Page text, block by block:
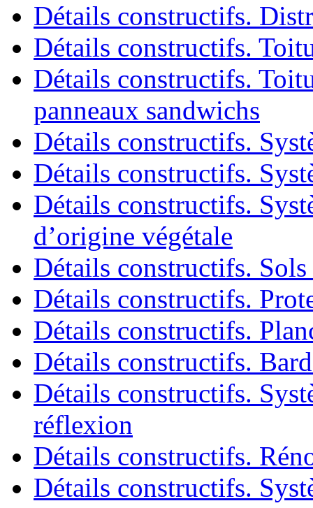
Détails constructifs.
Détails constructifs.
Détails constructifs.
panneaux sandwichs
Détails constructifs.
Détails constructifs.
Détails constructifs.
d’origine végétale
Détails constructifs.
Détails constructifs.
Détails constructifs.
Détails constructifs.
Détails constructifs.
réflexion
Détails constructifs.
Détails constructifs.